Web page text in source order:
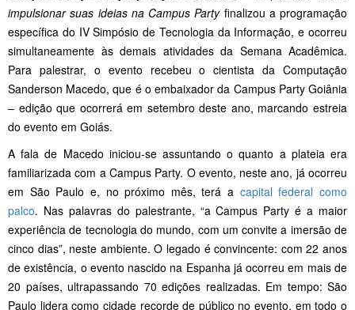
impulsionar suas ideias na Campus Partyfinalizou a programação
específica do IV Simpósio de Tecnologia da Informação, e ocorreu
simultaneamente às demais atividades da Semana Acadêmica.
Para palestrar, o evento recebeu o cientista da Computação
Sanderson Macedo, que é o embaixador da Campus Party Goiânia
– edição que ocorrerá em setembro deste ano, marcando estreia
do evento em Goiás.
A fala de Macedo iniciou-se assuntando o quanto a plateia era
familiarizada com a Campus Party. O evento, neste ano, já ocorreu
em São Paulo e, no próximo mês, terá a capital federal como
palco. Nas palavras do palestrante, “a Campus Party é a maior
experiência de tecnologia do mundo, com um convite a imersão de
cinco dias”, neste ambiente. O legado é convincente: com 22 anos
de existência, o evento nascido na Espanha já ocorreu em mais de
20 países, ultrapassando 70 edições realizadas. Em tempo: São
Paulo lidera como cidade recorde de público no evento, em todo o